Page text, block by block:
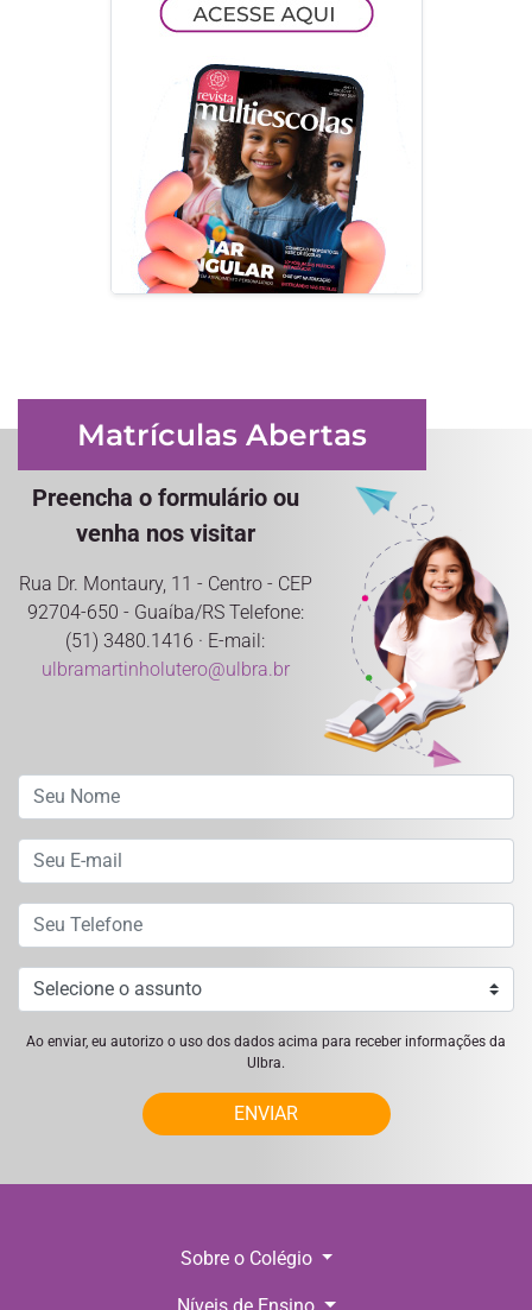
Matrículas Abertas
Preencha o formulário ou
venha nos visitar
Rua Dr. Montaury, 11 - Centro - CEP
92704-650 - Guaíba/RS Telefone:
(51) 3480.1416 · E-mail:
ulbramartinholutero@ulbra.br
Ao enviar, eu autorizo o uso dos dados acima para receber informações da
Ulbra.
ENVIAR
Sobre o Colégio